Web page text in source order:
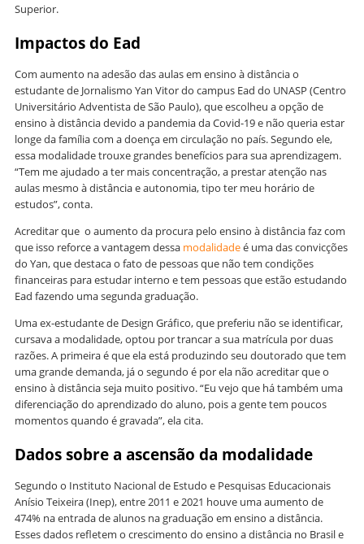
Superior.
Impactos do Ead
Com aumento na adesão das aulas em ensino à distância o
estudante de Jornalismo Yan Vitor do campus Ead do UNASP (Centro
Universitário Adventista de São Paulo), que escolheu a opção de
ensino à distância devido a pandemia da Covid-19 e não queria estar
longe da família com a doença em circulação no país. Segundo ele,
essa modalidade trouxe grandes benefícios para sua aprendizagem.
“Tem me ajudado a ter mais concentração, a prestar atenção nas
aulas mesmo à distância e autonomia, tipo ter meu horário de
estudos”, conta.
Acreditar que o aumento da procura pelo ensino à distância faz com
que isso reforce a vantagem dessa modalidadeé uma das convicções
do Yan, que destaca o fato de pessoas que não tem condições
financeiras para estudar interno e tem pessoas que estão estudando
Ead fazendo uma segunda graduação.
Uma ex-estudante de Design Gráfico, que preferiu não se identificar,
cursava a modalidade, optou por trancar a sua matrícula por duas
razões. A primeira é que ela está produzindo seu doutorado que tem
uma grande demanda, já o segundo é por ela não acreditar que o
ensino à distância seja muito positivo. “Eu vejo que há também uma
diferenciação do aprendizado do aluno, pois a gente tem poucos
momentos quando é gravada”, ela cita.
Dados sobre a ascensão da modalidade
Segundo o Instituto Nacional de Estudo e Pesquisas Educacionais
Anísio Teixeira (Inep), entre 2011 e 2021 houve uma aumento de
474% na entrada de alunos na graduação em ensino a distância.
Esses dados refletem o crescimento do ensino a distância no Brasil e